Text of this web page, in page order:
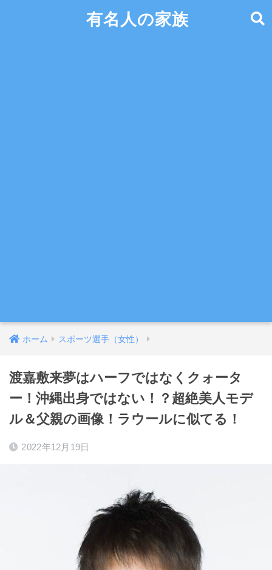
有名人の家族
ホーム スポーツ選手（女性）
渡嘉敷来夢はハーフではなくクォータ
ー！沖縄出身ではない！？超絶美人モデ
ル＆父親の画像！ラウールに似てる！
2022年12月19日